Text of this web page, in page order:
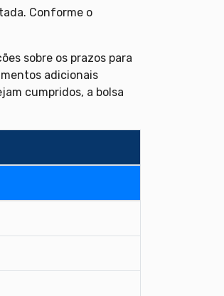
Conforme o
sobre os prazos para
adicionais
cumpridos, a bolsa